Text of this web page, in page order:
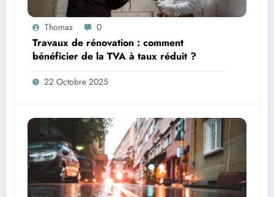
Thomas 0
Travaux de rénovation : comment
bénéficier de la TVA à taux réduit ?
22 Octobre 2025